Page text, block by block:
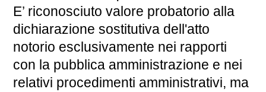
E’ riconosciuto valore probatorio alla
dichiarazione sostitutiva dell'atto
notorio esclusivamente nei rapporti
con la pubblica amministrazione e nei
relativi procedimenti amministrativi, ma